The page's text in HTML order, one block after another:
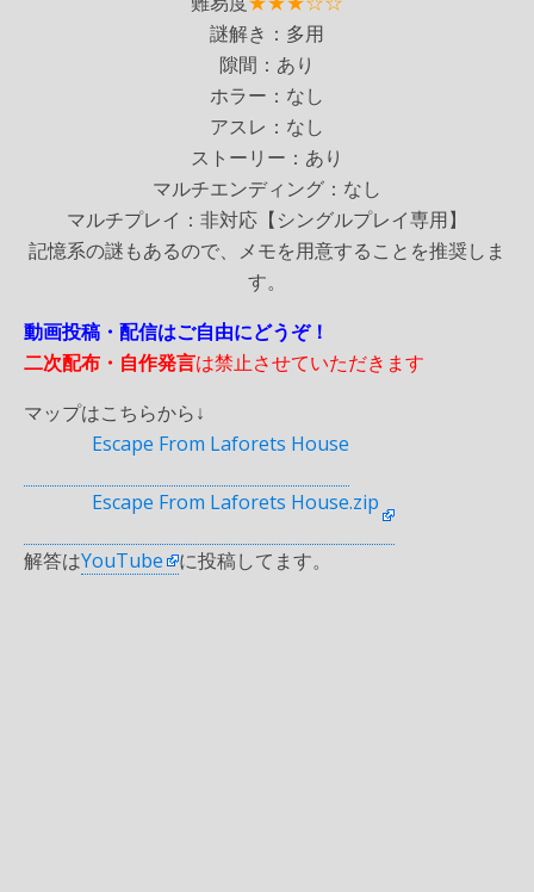
謎解き：多用
隙間：あり
ホラー：なし
アスレ：なし
ストーリー：あり
マルチエンディング：なし
マルチプレイ：非対応【シングルプレイ専用】
記憶系の謎もあるので、メモを用意することを推奨しま
す。
動画投稿・配信はご自由にどうぞ！
二次配布・自作発言は禁止させていただきます
マップはこちらから↓
Escape From Laforets House
Escape From Laforets House.zip
解答はYouTube に投稿してます。